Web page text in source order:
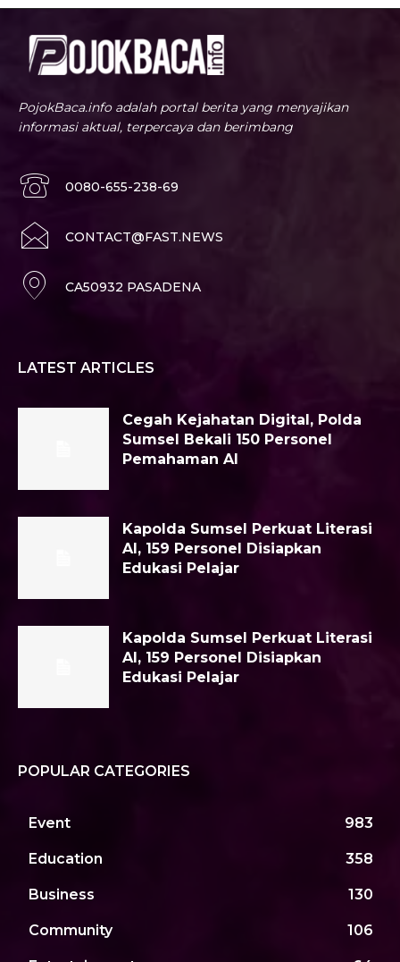
PojokBaca.info adalah portal berita yang menyajikan
informasi aktual, terpercaya dan berimbang
0080-655-238-69
CONTACT@FAST.NEWS
CA50932 PASADENA
LATEST ARTICLES
Cegah Kejahatan Digital, Polda
Sumsel Bekali 150 Personel
Pemahaman AI
Kapolda Sumsel Perkuat Literasi
AI, 159 Personel Disiapkan
Edukasi Pelajar
Kapolda Sumsel Perkuat Literasi
AI, 159 Personel Disiapkan
Edukasi Pelajar
POPULAR CATEGORIES
Event 983
Education 358
Business 130
Community 106